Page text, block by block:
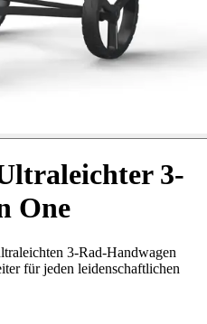
3-
One
3-Rad-Handwagen
für jeden leidenschaftlichen